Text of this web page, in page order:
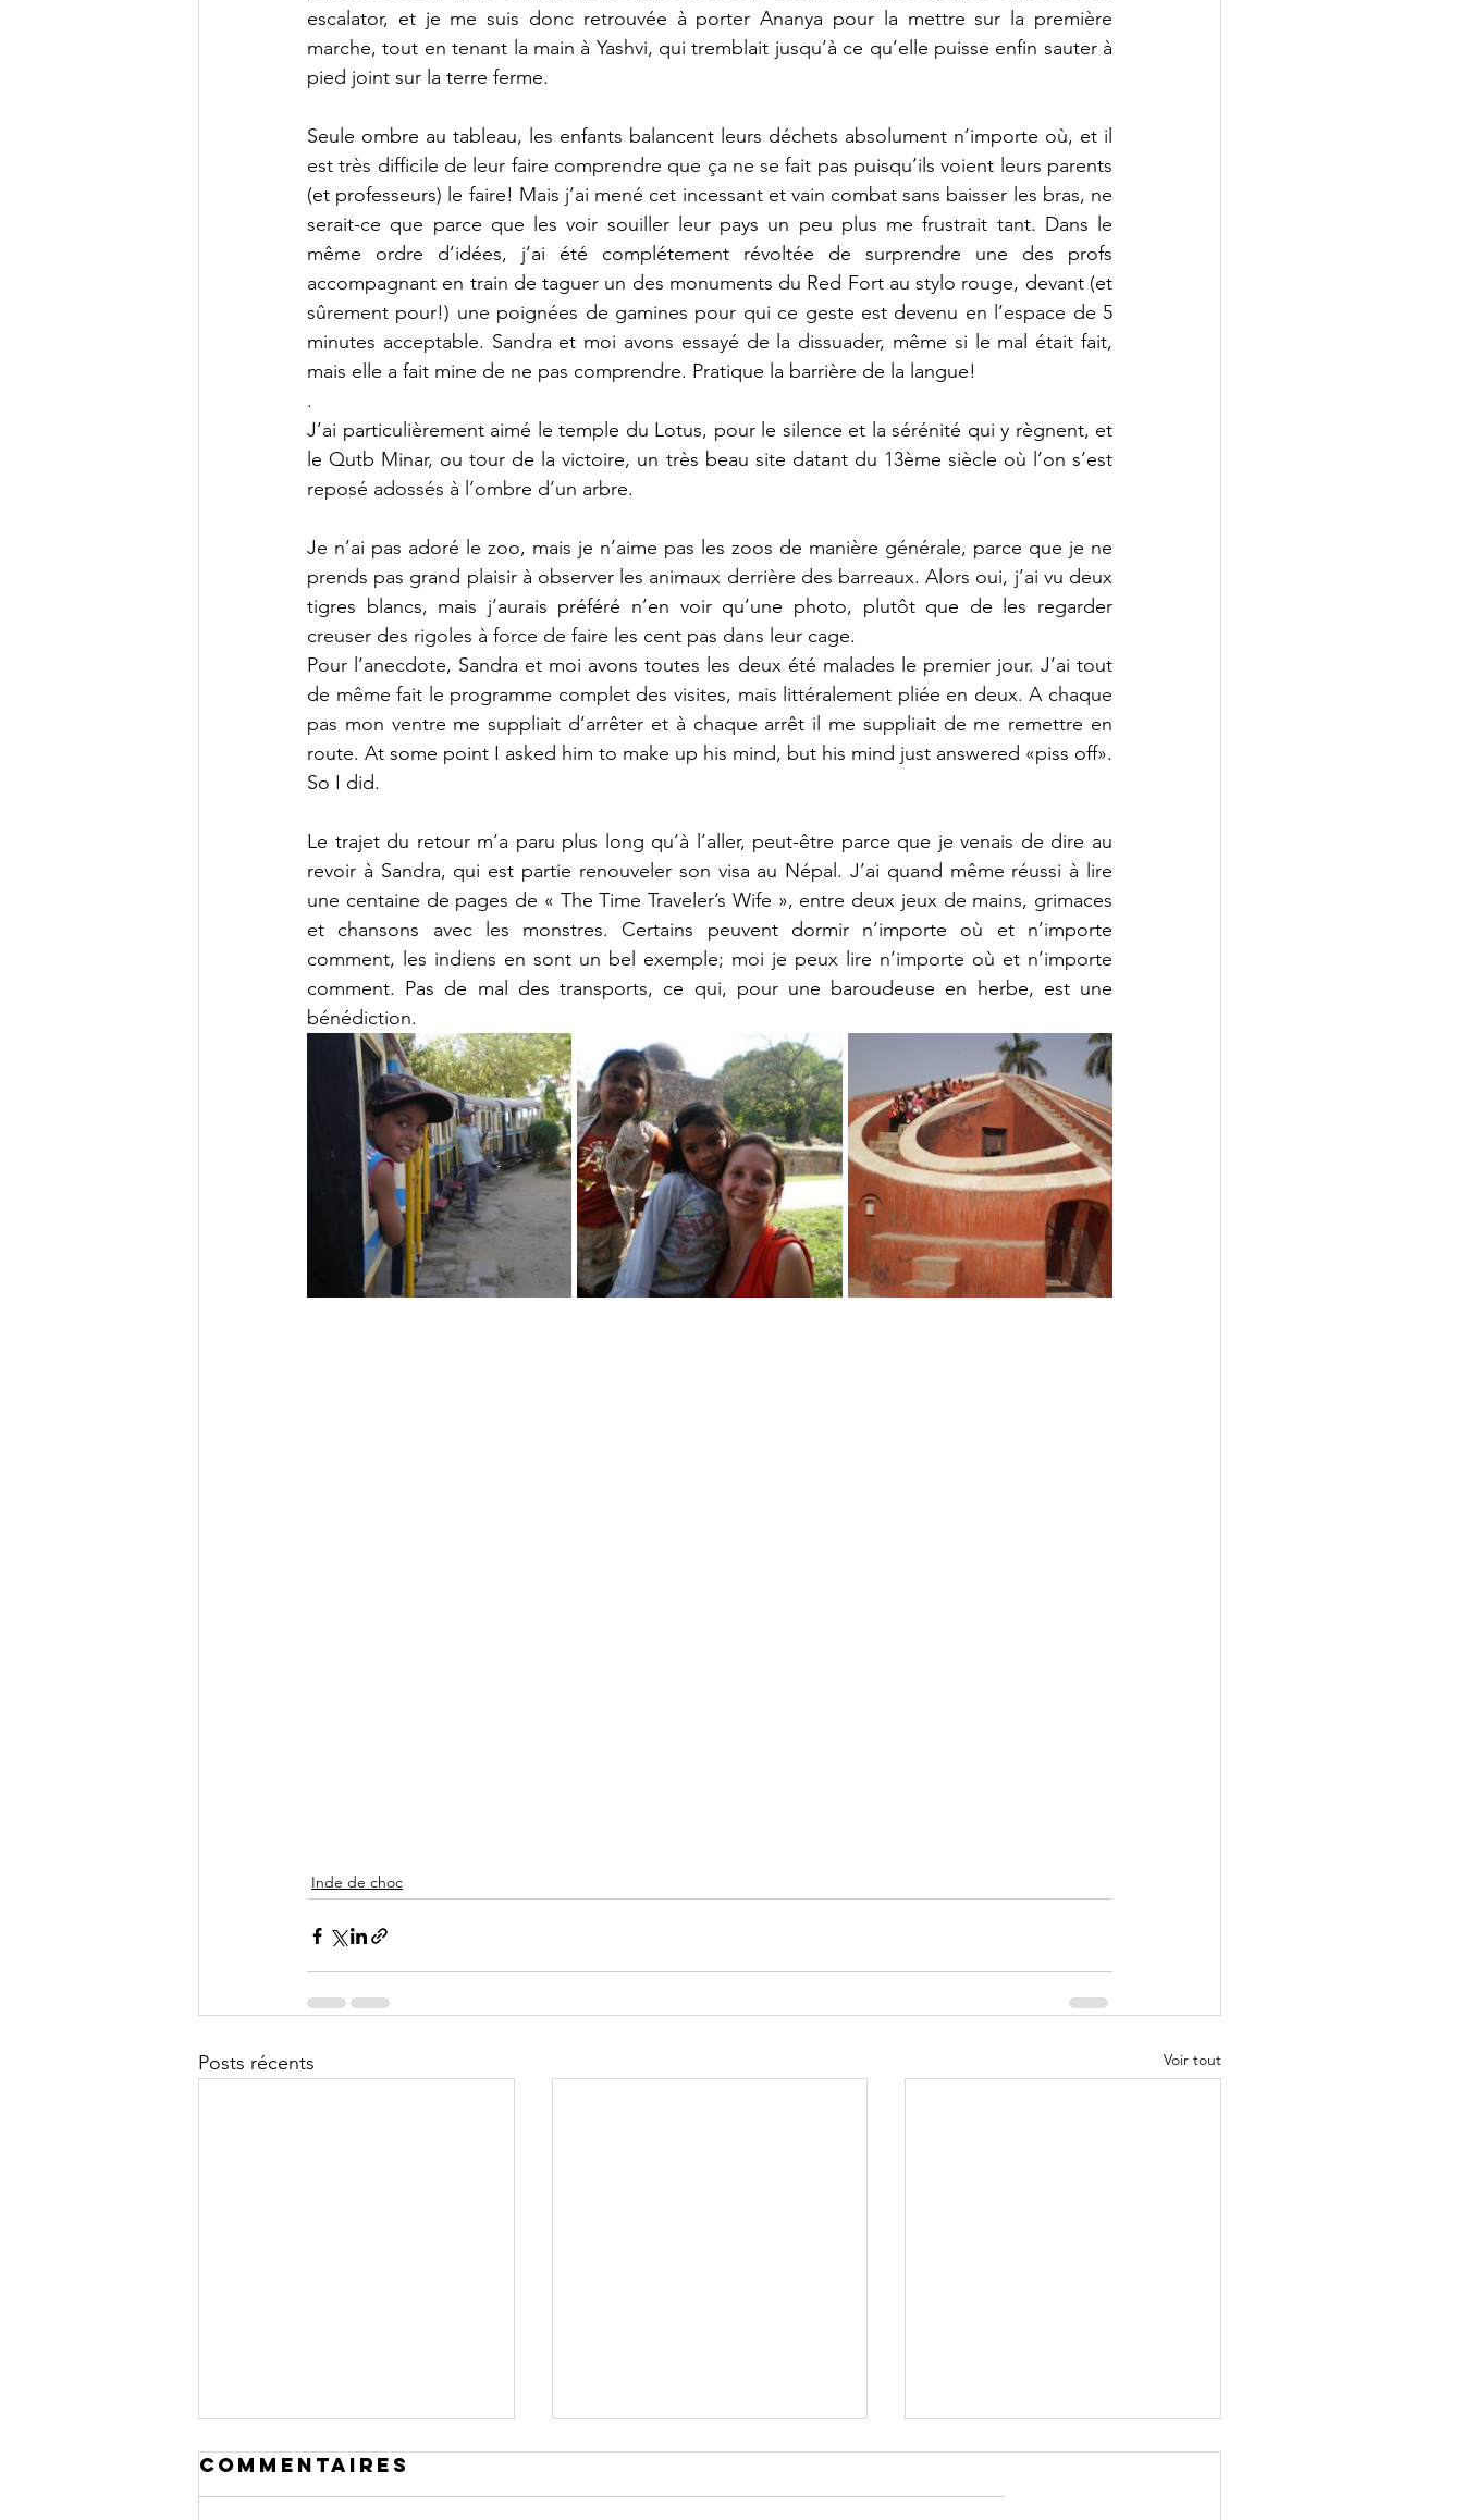
escalator, et je me suis donc retrouvée à porter Ananya pour la mettre sur la première
marche, tout en tenant la main à Yashvi, qui tremblait jusqu’à ce qu’elle puisse enfin sauter à
pied joint sur la terre ferme.
Seule ombre au tableau, les enfants balancent leurs déchets absolument n’importe où, et il
est très difficile de leur faire comprendre que ça ne se fait pas puisqu’ils voient leurs parents
(et professeurs) le faire! Mais j’ai mené cet incessant et vain combat sans baisser les bras, ne
serait-ce que parce que les voir souiller leur pays un peu plus me frustrait tant. Dans le
même ordre d’idées, j’ai été complétement révoltée de surprendre une des profs
accompagnant en train de taguer un des monuments du Red Fort au stylo rouge, devant (et
sûrement pour!) une poignées de gamines pour qui ce geste est devenu en l’espace de 5
minutes acceptable. Sandra et moi avons essayé de la dissuader, même si le mal était fait,
mais elle a fait mine de ne pas comprendre. Pratique la barrière de la langue!
.
J’ai particulièrement aimé le temple du Lotus, pour le silence et la sérénité qui y règnent, et
le Qutb Minar, ou tour de la victoire, un très beau site datant du 13ème siècle où l’on s’est
reposé adossés à l’ombre d’un arbre.
Je n’ai pas adoré le zoo, mais je n’aime pas les zoos de manière générale, parce que je ne
prends pas grand plaisir à observer les animaux derrière des barreaux. Alors oui, j’ai vu deux
tigres blancs, mais j’aurais préféré n’en voir qu’une photo, plutôt que de les regarder
creuser des rigoles à force de faire les cent pas dans leur cage.
Pour l’anecdote, Sandra et moi avons toutes les deux été malades le premier jour. J’ai tout
de même fait le programme complet des visites, mais littéralement pliée en deux. A chaque
pas mon ventre me suppliait d’arrêter et à chaque arrêt il me suppliait de me remettre en
route. At some point I asked him to make up his mind, but his mind just answered «piss off».
So I did.
Le trajet du retour m’a paru plus long qu’à l’aller, peut-être parce que je venais de dire au
revoir à Sandra, qui est partie renouveler son visa au Népal. J’ai quand même réussi à lire
une centaine de pages de « The Time Traveler’s Wife », entre deux jeux de mains, grimaces
et chansons avec les monstres. Certains peuvent dormir n’importe où et n’importe
comment, les indiens en sont un bel exemple; moi je peux lire n’importe où et n’importe
comment. Pas de mal des transports, ce qui, pour une baroudeuse en herbe, est une
bénédiction.
Inde de choc
Posts récents Voir tout
Commentaires